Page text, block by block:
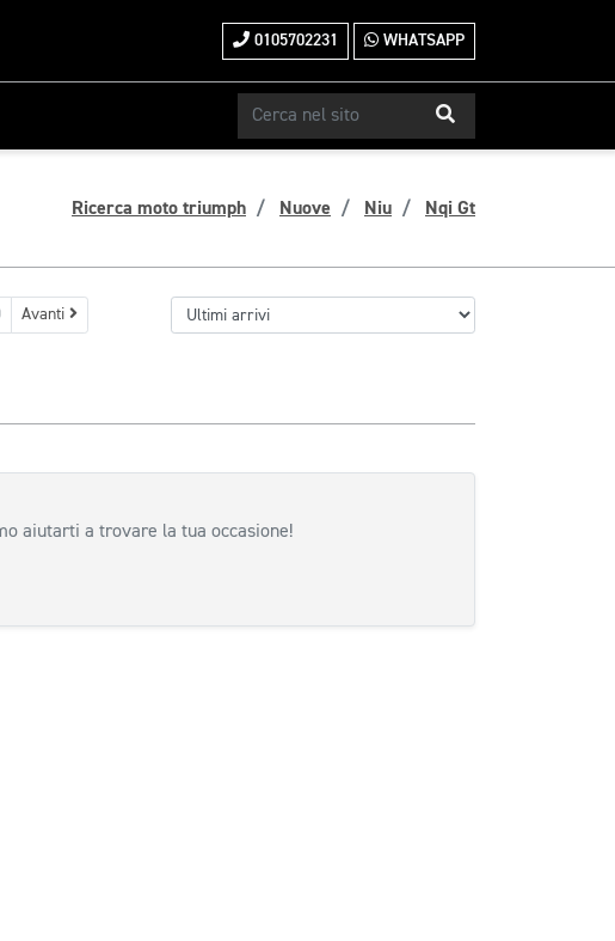
0105702231 WHATSAPP
Ricerca moto triumph Nuove Niu Nqi Gt
Avanti
aiutarti a trovare la tua occasione!